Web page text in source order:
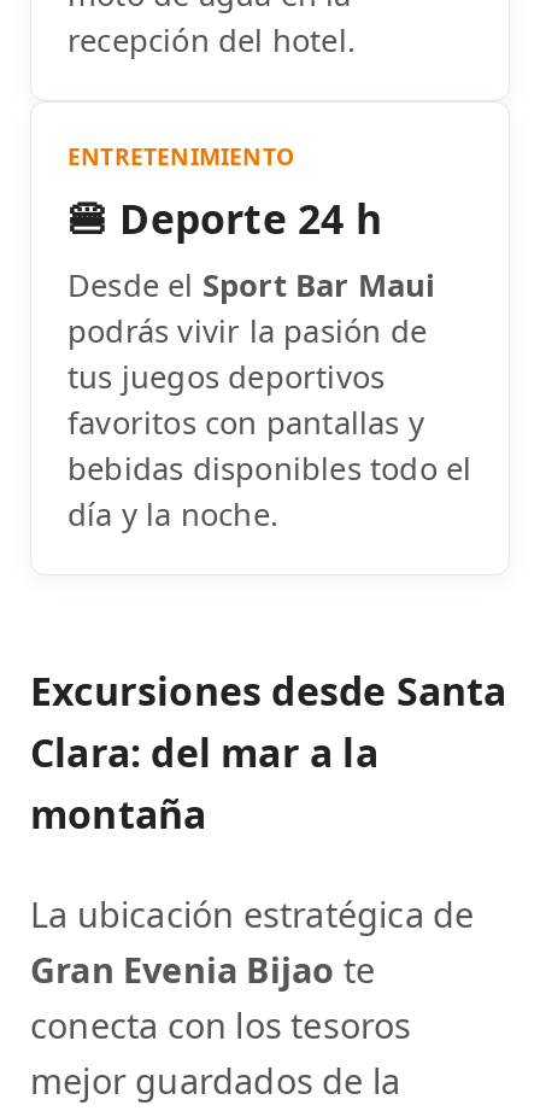
recepción del hotel.
ENTRETENIMIENTO
🍔 Deporte 24 h
Desde el Sport Bar Maui
podrás vivir la pasión de
tus juegos deportivos
favoritos con pantallas y
bebidas disponibles todo el
día y la noche.
Excursiones desde Santa
Clara: del mar a la
montaña
La ubicación estratégica de
Gran Evenia Bijao te
conecta con los tesoros
mejor guardados de la